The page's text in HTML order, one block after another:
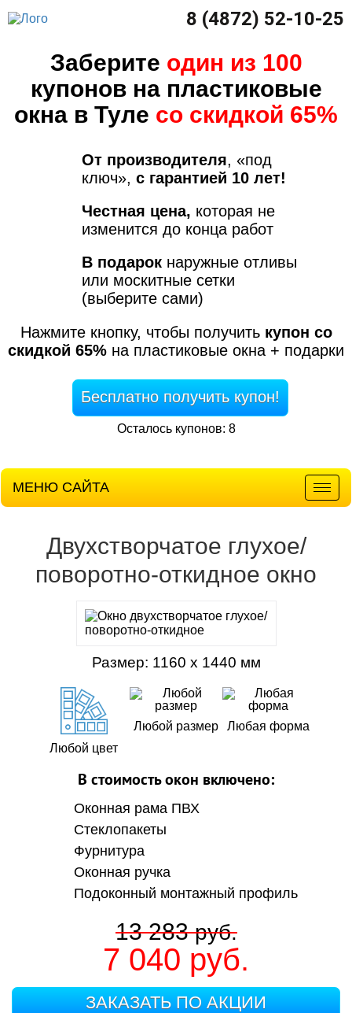
8 (4872) 52-10-25
Заберите один из 100
купонов на пластиковые
окна в Туле со скидкой 65%
От производителя, «под
ключ», с гарантией 10 лет!
Честная цена, которая не
изменится до конца работ
В подарок наружные отливы
или москитные сетки
(выберите сами)
Нажмите кнопку, чтобы получить купон со
скидкой 65% на пластиковые окна + подарки
Бесплатно получить купон!
Осталось купонов: 8
МЕНЮ САЙТА
Двухстворчатое глухое/
поворотно-откидное окно
Размер: 1160 х 1440 мм
Любой цвет
Любой размер Любая форма
В стоимость окон включено:
Оконная рама ПВХ
Стеклопакеты
Фурнитура
Оконная ручка
Подоконный монтажный профиль
13 283руб.
7 040 руб.
ЗАКАЗАТЬ ПО АКЦИИ